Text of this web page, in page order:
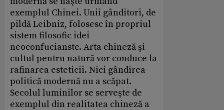
exemplul Chinei. Unii gânditori, de
pildă Leibniz, folosesc în propriul
sistem filosofic idei
neoconfucianste. Arta chineză şi
cultul pentru natură vor conduce la
rafinarea esteticii. Nici gândirea
politică modernă nu a scăpat.
Secolul luminilor se serveşte de
exemplul din realitatea chineză a